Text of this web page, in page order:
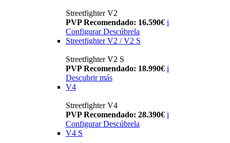
Streetfighter V2
PVP Recomendado: 16.590€ i
Configurar Descúbrela
Streetfighter V2 / V2 S
Streetfighter V2 S
PVP Recomendado: 18.990€ i
Descubrir más
V4
Streetfighter V4
PVP Recomendado: 28.390€ i
Configurar Descúbrela
V4 S